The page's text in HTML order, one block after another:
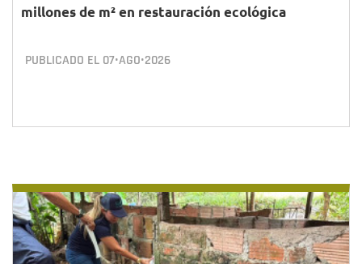
millones de m² en restauración ecológica
PUBLICADO EL 07•AGO•2026